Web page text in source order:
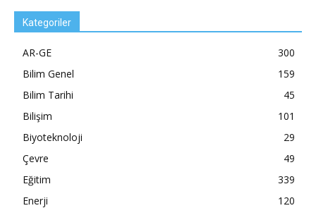
Kategoriler
AR-GE
300
Bilim Genel
159
Bilim Tarihi
45
Bilişim
101
Biyoteknoloji
29
Çevre
49
Eğitim
339
Enerji
120